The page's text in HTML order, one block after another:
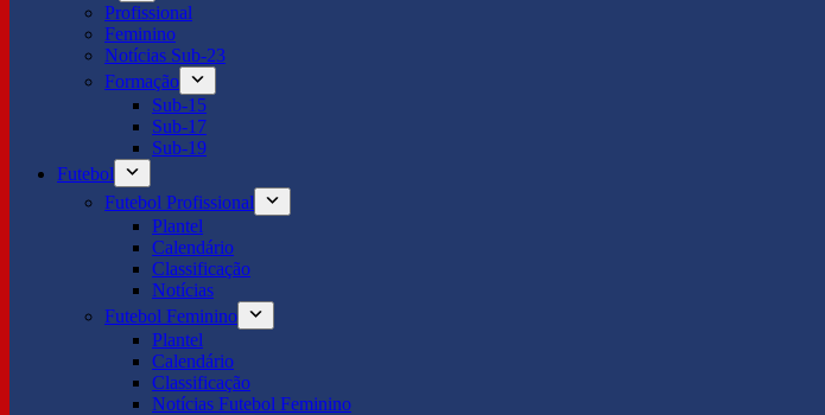
Profissional
Feminino
Notícias Sub-23
Formação
Sub-15
Sub-17
Sub-19
Futebol
Futebol Profissional
Plantel
Calendário
Classificação
Notícias
Futebol Feminino
Plantel
Calendário
Classificação
Notícias Futebol Feminino